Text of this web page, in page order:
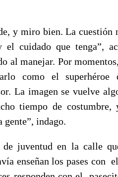
y miro bien. La cuestión
cuidado que tenga”,
al manejar. Por
como el
La imagen se vuelve
tiempo de
gente”, indago.
juventud en la calle
enseñan los pases con